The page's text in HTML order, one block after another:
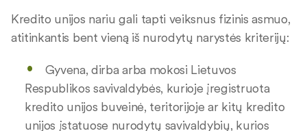
Kredito unijos nariu gali tapti veiksnus fizinis asmuo,
atitinkantis bent vieną iš nurodytų narystės kriterijų:
Gyvena, dirba arba mokosi Lietuvos
Respublikos savivaldybės, kurioje įregistruota
kredito unijos buveinė, teritorijoje ar kitų kredito
unijos įstatuose nurodytų savivaldybių, kurios